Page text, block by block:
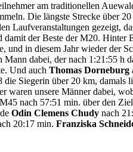
am traditionellen
Die längste Strecke über
Laufveranstaltungen gezeigt,
damit der Beste der M20.
und in diesem Jahr wieder der
Mann dabei, der nach 1:21:55
Und auchThomas Dorneburg
Siegerin über 20 km,
waren unsere Männer dabei,
nach 57:51 min. über den
Odin Clemens Chudy nach
20:17 min.Franziska